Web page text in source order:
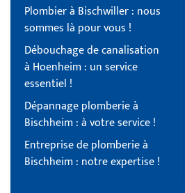
Plombier à Bischwiller : nous
sommes là pour vous !
Débouchage de canalisation
à Hoenheim : un service
essentiel !
Dépannage plomberie à
Bischheim : à votre service !
Entreprise de plomberie à
Bischheim : notre expertise !